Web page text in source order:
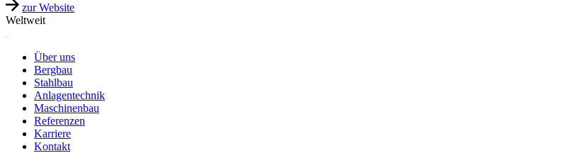
zur Website
Weltweit
Über uns
Bergbau
Stahlbau
Anlagentechnik
Maschinenbau
Referenzen
Karriere
Kontakt